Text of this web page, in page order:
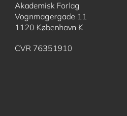
Akademisk Forlag
Vognmagergade 11
1120 København K
CVR 76351910